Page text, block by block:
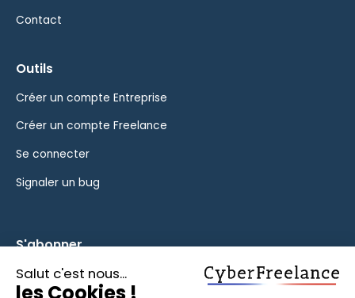
Contact
Outils
Créer un compte Entreprise
Créer un compte Freelance
Se connecter
Signaler un bug
S'abonner
Inscrivez-vous à notre newsletter pour rester informé des
fonctionnalités et des nouveautés.